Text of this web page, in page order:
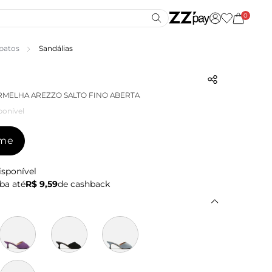
0
Sandálias
AREZZO SALTO FINO ABERTA
atéR$ 9,59de cashback